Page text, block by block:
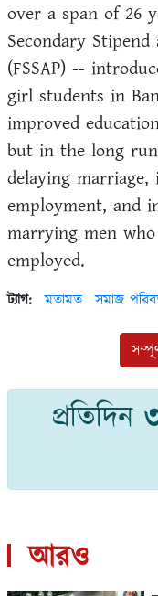
over a span of 26
Secondary
(FSSAP) --
girl students in
improved
but in the long
delaying
employment, and
marrying men
employed.
ট্যাগ: মতামত সমাজ
প্রতিদিন
আরও